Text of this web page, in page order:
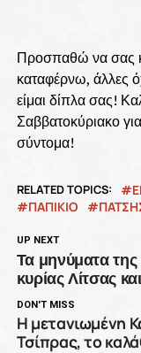
Προσπαθώ να σας
καταφέρνω, άλλες
είμαι δίπλα σας!
Σαββατοκύριακο
σύντομα!
RELATED TOPICS:
ΠΑΠΊΚΙΟ
UP NEXT
Τα μηνύματα
κυρίας Λίτσας
DON'T MISS
Η μετανιωμένη
Τσίπρας, το